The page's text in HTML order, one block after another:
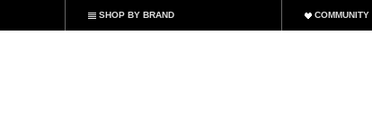
SHOP BY BRAND COMMUNITY